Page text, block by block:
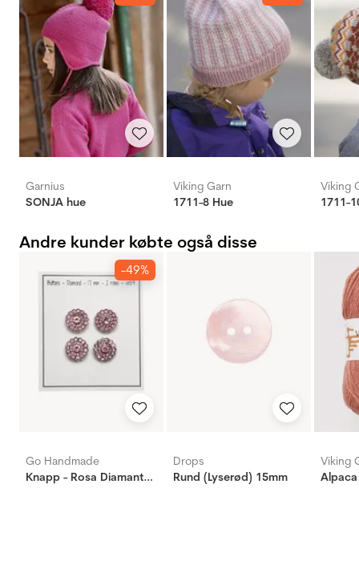
Garnius
SONJA hue
Viking Garn
1711-8 Hue
Viking
1711-
Andre kunder købte også disse
-49%
Go Handmade
Knapp - Rosa Diamant/Bling - 2 rows - 17mm
Drops
Rund (Lyserød) 15mm
Viking